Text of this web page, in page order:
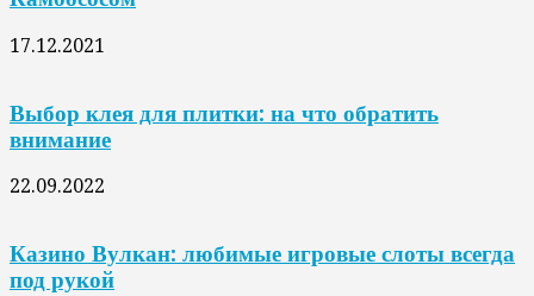
17.12.2021
Выбор клея для плитки: на что обратить
внимание
22.09.2022
Казино Вулкан: любимые игровые слоты всегда
под рукой